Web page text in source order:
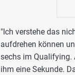
"Ich verstehe das
aufdrehen können
sechs im Qualifying.
ihm eine Sekunde.